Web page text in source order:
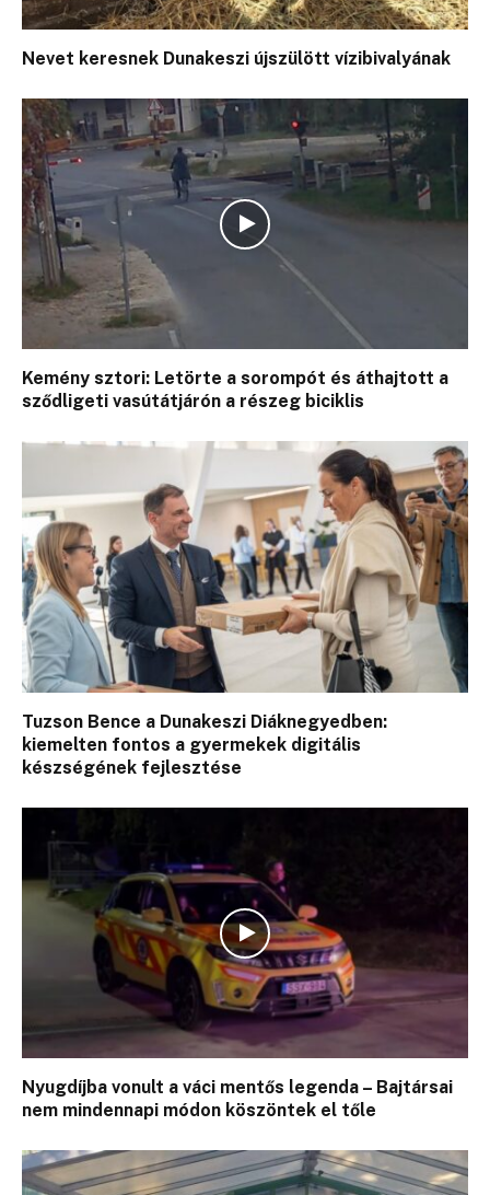
Nevet keresnek Dunakeszi újszülött vízibivalyának
Kemény sztori: Letörte a sorompót és áthajtott a
sződligeti vasútátjárón a részeg biciklis
Tuzson Bence a Dunakeszi Diáknegyedben:
kiemelten fontos a gyermekek digitális
készségének fejlesztése
Nyugdíjba vonult a váci mentős legenda – Bajtársai
nem mindennapi módon köszöntek el tőle